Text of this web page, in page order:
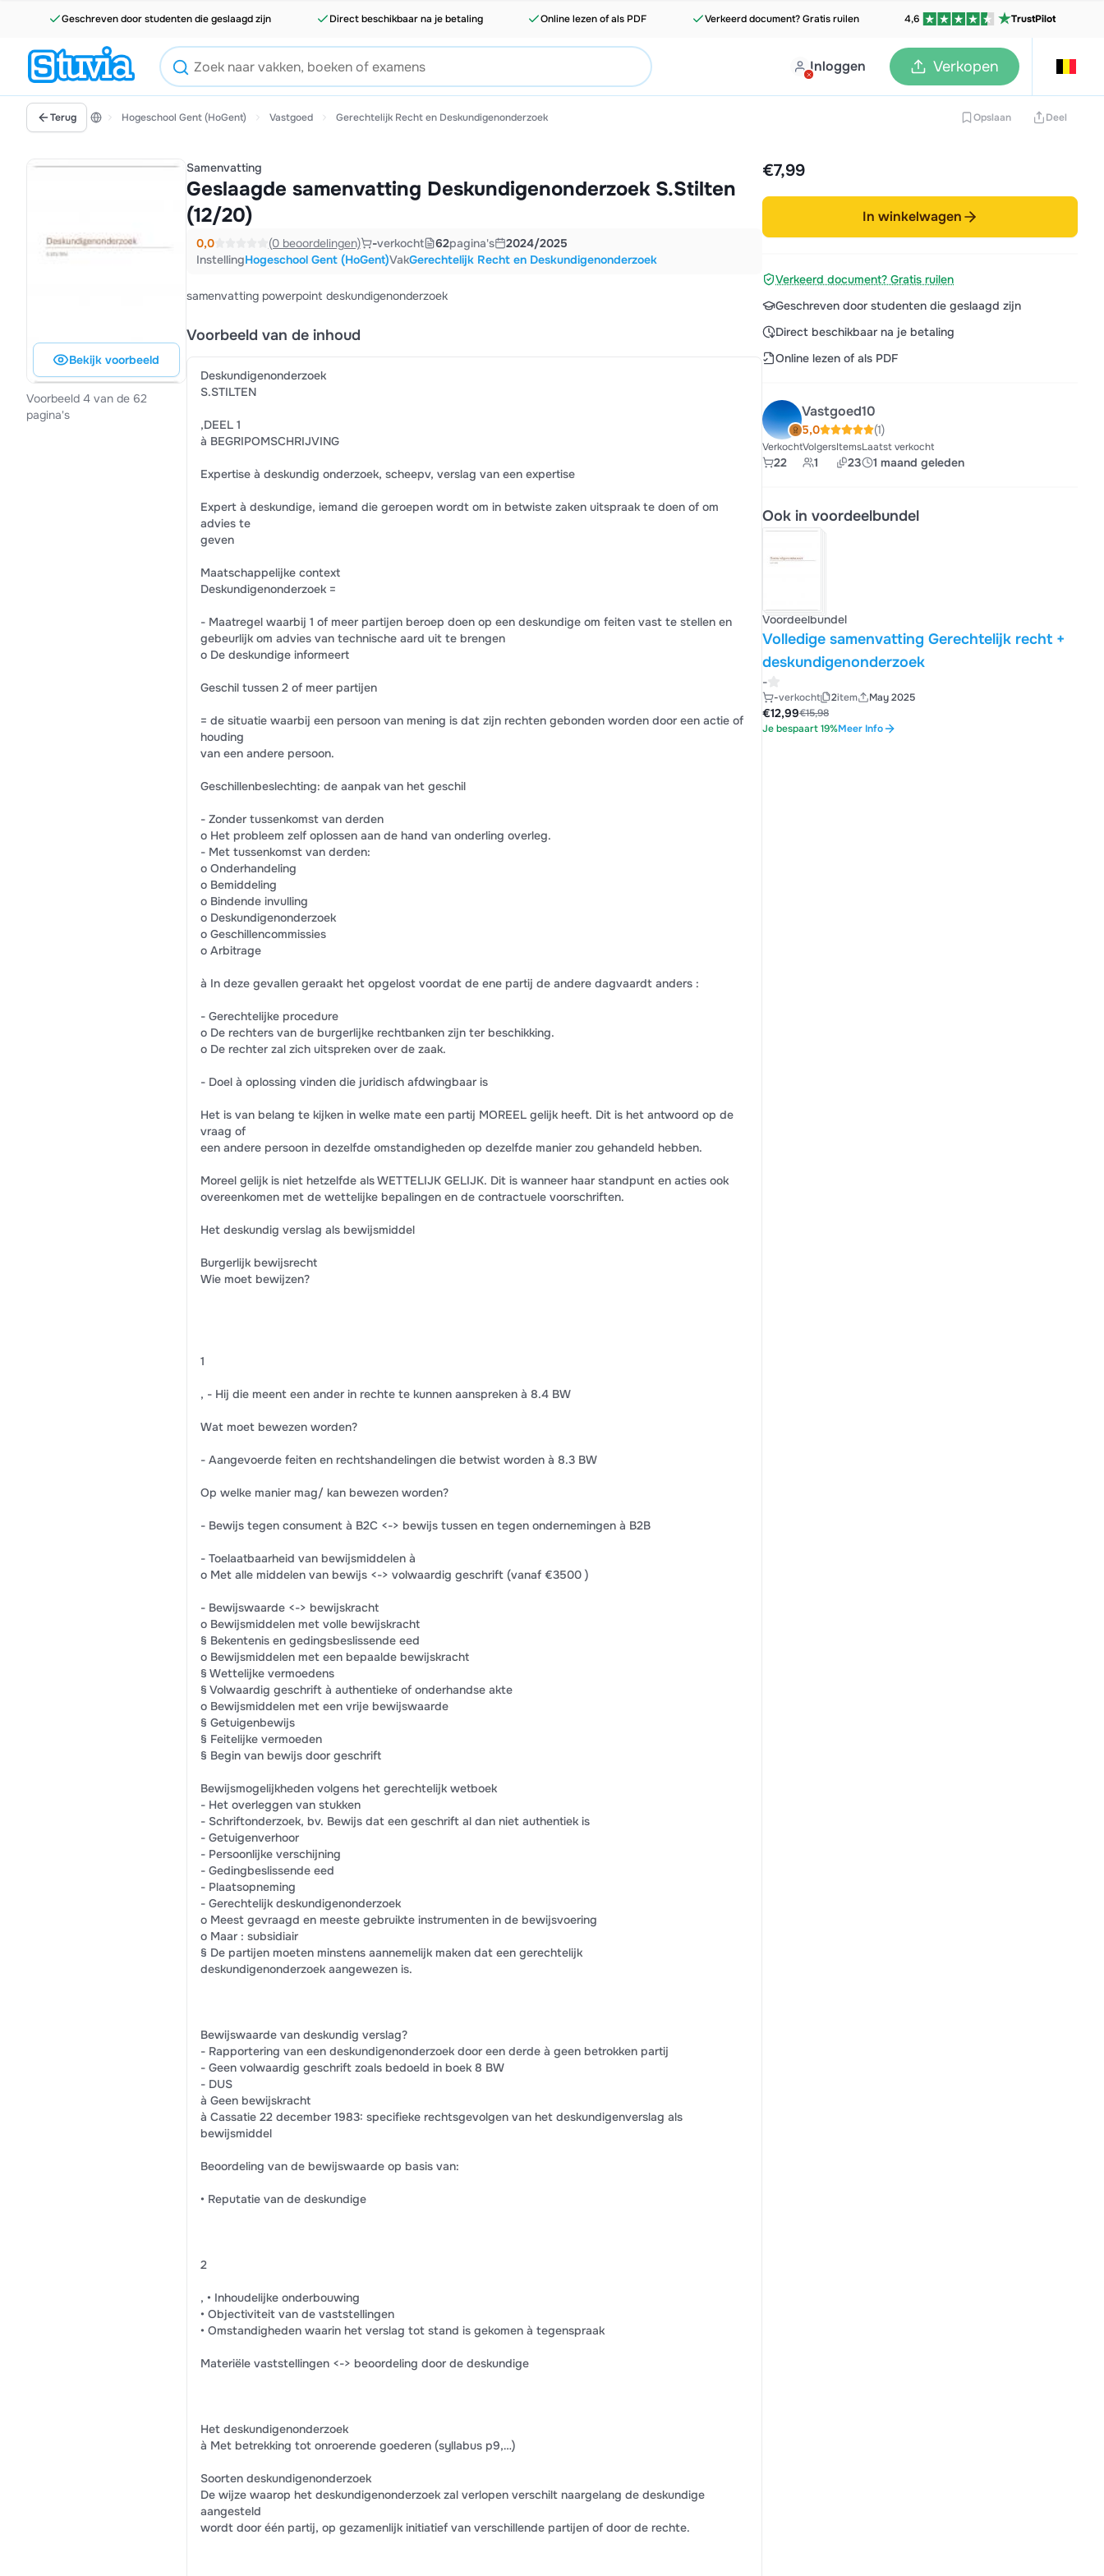
Geschreven door studenten die geslaagd zijn Direct beschikbaar na je betaling Online lezen of als PDF Verkeerd document? Gratis ruilen 4,6 TrustPilot
Inloggen Verkopen
Terug Hogeschool Gent (HoGent) Vastgoed Gerechtelijk Recht en Deskundigenonderzoek Opslaan Deel
Bekijk voorbeeld
Voorbeeld 4 van de 62
pagina's
Samenvatting
Geslaagde samenvatting Deskundigenonderzoek S.Stilten
(12/20)
0,0 (0 beoordelingen) -verkocht 62pagina's
2024/2025
InstellingHogeschool Gent (HoGent)VakGerechtelijk Recht en Deskundigenonderzoek
samenvatting powerpoint deskundigenonderzoek
Voorbeeld van de inhoud
Deskundigenonderzoek
S.STILTEN
,DEEL 1
à BEGRIPOMSCHRIJVING
Expertise à deskundig onderzoek, scheepv, verslag van een expertise
Expert à deskundige, iemand die geroepen wordt om in betwiste zaken uitspraak te doen of om
advies te
geven
Maatschappelijke context
Deskundigenonderzoek =
- Maatregel waarbij 1 of meer partijen beroep doen op een deskundige om feiten vast te stellen en
gebeurlijk om advies van technische aard uit te brengen
o De deskundige informeert
Geschil tussen 2 of meer partijen
= de situatie waarbij een persoon van mening is dat zijn rechten gebonden worden door een actie of
houding
van een andere persoon.
Geschillenbeslechting: de aanpak van het geschil
- Zonder tussenkomst van derden
o Het probleem zelf oplossen aan de hand van onderling overleg.
- Met tussenkomst van derden:
o Onderhandeling
o Bemiddeling
o Bindende invulling
o Deskundigenonderzoek
o Geschillencommissies
o Arbitrage
à In deze gevallen geraakt het opgelost voordat de ene partij de andere dagvaardt anders :
- Gerechtelijke procedure
o De rechters van de burgerlijke rechtbanken zijn ter beschikking.
o De rechter zal zich uitspreken over de zaak.
- Doel à oplossing vinden die juridisch afdwingbaar is
Het is van belang te kijken in welke mate een partij MOREEL gelijk heeft. Dit is het antwoord op de
vraag of
een andere persoon in dezelfde omstandigheden op dezelfde manier zou gehandeld hebben.
Moreel gelijk is niet hetzelfde als WETTELIJK GELIJK. Dit is wanneer haar standpunt en acties ook
overeenkomen met de wettelijke bepalingen en de contractuele voorschriften.
Het deskundig verslag als bewijsmiddel
Burgerlijk bewijsrecht
Wie moet bewijzen?
1
, - Hij die meent een ander in rechte te kunnen aanspreken à 8.4 BW
Wat moet bewezen worden?
- Aangevoerde feiten en rechtshandelingen die betwist worden à 8.3 BW
Op welke manier mag/ kan bewezen worden?
- Bewijs tegen consument à B2C <-> bewijs tussen en tegen ondernemingen à B2B
- Toelaatbaarheid van bewijsmiddelen à
o Met alle middelen van bewijs <-> volwaardig geschrift (vanaf €3500 )
- Bewijswaarde <-> bewijskracht
o Bewijsmiddelen met volle bewijskracht
§ Bekentenis en gedingsbeslissende eed
o Bewijsmiddelen met een bepaalde bewijskracht
§ Wettelijke vermoedens
§ Volwaardig geschrift à authentieke of onderhandse akte
o Bewijsmiddelen met een vrije bewijswaarde
§ Getuigenbewijs
§ Feitelijke vermoeden
§ Begin van bewijs door geschrift
Bewijsmogelijkheden volgens het gerechtelijk wetboek
- Het overleggen van stukken
- Schriftonderzoek, bv. Bewijs dat een geschrift al dan niet authentiek is
- Getuigenverhoor
- Persoonlijke verschijning
- Gedingbeslissende eed
- Plaatsopneming
- Gerechtelijk deskundigenonderzoek
o Meest gevraagd en meeste gebruikte instrumenten in de bewijsvoering
o Maar : subsidiair
§ De partijen moeten minstens aannemelijk maken dat een gerechtelijk
deskundigenonderzoek aangewezen is.
Bewijswaarde van deskundig verslag?
- Rapportering van een deskundigenonderzoek door een derde à geen betrokken partij
- Geen volwaardig geschrift zoals bedoeld in boek 8 BW
- DUS
à Geen bewijskracht
à Cassatie 22 december 1983: specifieke rechtsgevolgen van het deskundigenverslag als
bewijsmiddel
Beoordeling van de bewijswaarde op basis van:
• Reputatie van de deskundige
2
, • Inhoudelijke onderbouwing
• Objectiviteit van de vaststellingen
• Omstandigheden waarin het verslag tot stand is gekomen à tegenspraak
Materiële vaststellingen <-> beoordeling door de deskundige
Het deskundigenonderzoek
à Met betrekking tot onroerende goederen (syllabus p9,…)
Soorten deskundigenonderzoek
De wijze waarop het deskundigenonderzoek zal verlopen verschilt naargelang de deskundige
aangesteld
wordt door één partij, op gezamenlijk initiatief van verschillende partijen of door de rechte.
€7,99
In winkelwagen
Verkeerd document? Gratis ruilen
Geschreven door studenten die geslaagd zijn
Direct beschikbaar na je betaling
Online lezen of als PDF
Vastgoed10
5,0 (1)
Verkocht
22
Volgers
1
Items
23
Laatst verkocht
1 maand geleden
Ook in voordeelbundel
Voordeelbundel
Volledige samenvatting Gerechtelijk recht +
deskundigenonderzoek
-
-verkocht 2item
May 2025
€15,98
€12,99
Je bespaart 19%Meer Info